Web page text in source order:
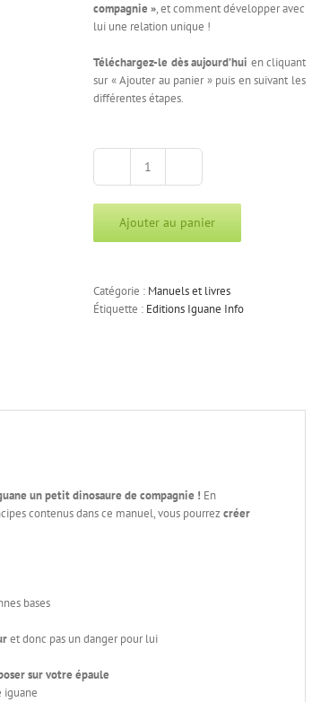
compagnie », et comment développer avec
lui une relation unique !
Téléchargez-le dès aujourd’hui en cliquant
sur « Ajouter au panier » puis en suivant les
différentes étapes.
quantité
dinosaure
de
Ajouter au panier
Catégorie : Manuels et livres
Étiquette : Editions Iguane Info
un petit dinosaure de compagnie ! En
contenus dans ce manuel, vous pourrezcréer
bases
et donc pas un danger pour lui
sur votre épaule
iguane